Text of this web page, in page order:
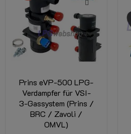
Prins eVP-500 LPG-
Verdampfer für VSI-
3-Gassystem (Prins /
BRC / Zavoli /
OMVL)